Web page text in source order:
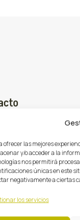
ofrecer las mejores
y/o acceder a la
nos permitirá
únicas en este
negativamente a ciertas
los servicios
879